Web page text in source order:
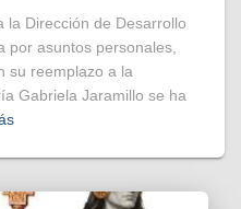
la Dirección de Desarrollo
por asuntos personales,
su reemplazo a la
Gabriela Jaramillo se ha